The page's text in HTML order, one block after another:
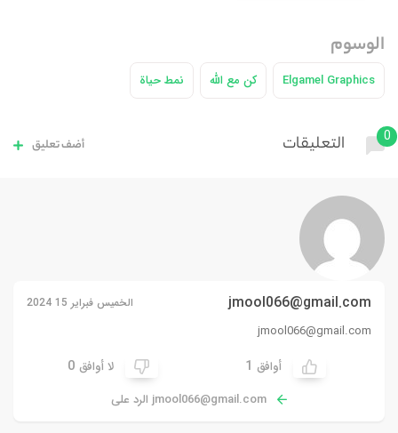
الوسوم
Elgamel Graphics كن مع الله نمط حياة
0 التعليقات أضف تعليق
jmool066@gmail.com الخميس فبراير 15 2024
jmool066@gmail.com
أوافق 1 لا أوافق 0
jmool066@gmail.com الرد على